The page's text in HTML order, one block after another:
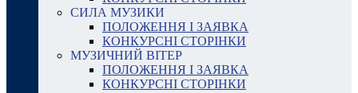
СИЛА МУЗИКИ
ПОЛОЖЕННЯ І ЗАЯВКА
КОНКУРСНІ СТОРІНКИ
МУЗИЧНИЙ ВІТЕР
ПОЛОЖЕННЯ І ЗАЯВКА
КОНКУРСНІ СТОРІНКИ